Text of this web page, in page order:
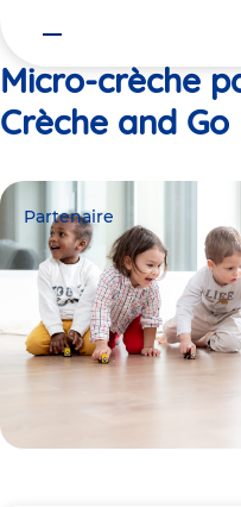
Micro-crèche
Crèche and Go
Partenaire